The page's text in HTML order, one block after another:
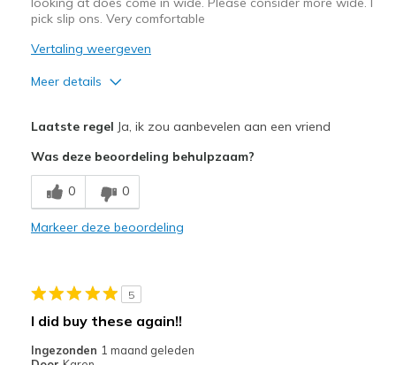
pick slip ons. Very comfortable
Vertaling weergeven
Meer details
Comfortable
Stylish
Travel
Width
Feels true to width
Laatste regel Ja, ik zou aanbevelen aan een vriend
Was deze beoordeling behulpzaam?
0 0
Markeer deze beoordeling
5
I did buy these again!!
Ingezonden 1 maand geleden